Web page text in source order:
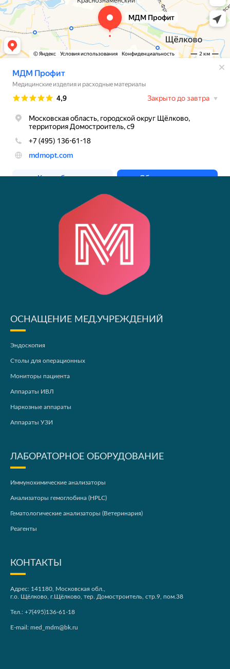
ОСНАЩЕНИЕ МЕД.УЧРЕЖДЕНИЙ
Эндоскопия
Столы для операционных
Мониторы пациента
Аппараты ИВЛ
Наркозные аппараты
Аппараты УЗИ
ЛАБОРАТОРНОЕ ОБОРУДОВАНИЕ
Иммунохимические анализаторы
Анализаторы гемоглобина (HPLC)
Гематологические анализаторы (Ветеринария)
Реагенты
КОНТАКТЫ
Адрес: 141180, Московская обл.,
г.о. Щёлково, г.Щёлково, тер. Домостроитель, стр.9, пом.38
Тел.: +7(495)136-61-18
E-mail: med_mdm@bk.ru